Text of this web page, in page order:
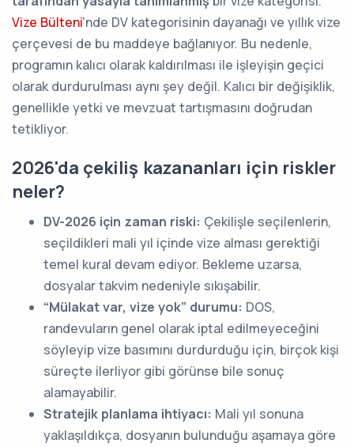
Vize Bülteni'nde DV kategorisinin dayanağı ve yıllık vize
çerçevesi de bu maddeye bağlanıyor. Bu nedenle,
programın kalıcı olarak kaldırılması ile işleyişin geçici
olarak durdurulması aynı şey değil. Kalıcı bir değişiklik,
genellikle yetki ve mevzuat tartışmasını doğrudan
tetikliyor.
2026'da çekiliş kazananları için riskler
neler?
DV-2026 için zaman riski: Çekilişle seçilenlerin,
seçildikleri mali yıl içinde vize alması gerektiği
temel kural devam ediyor. Bekleme uzarsa,
dosyalar takvim nedeniyle sıkışabilir.
“Mülakat var, vize yok” durumu: DOS,
randevuların genel olarak iptal edilmeyeceğini
söyleyip vize basımını durdurduğu için, birçok kişi
süreçte ilerliyor gibi görünse bile sonuç
alamayabilir.
Stratejik planlama ihtiyacı: Mali yıl sonuna
yaklaşıldıkça, dosyanın bulunduğu aşamaya göre